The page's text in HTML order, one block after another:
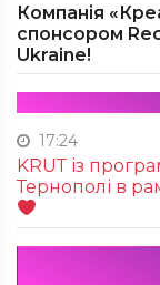
Компанія
спонсором
Ukraine!
17:24
KRUТ із
Тернополі в